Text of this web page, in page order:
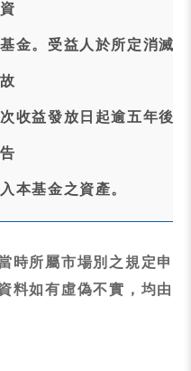
金。受益人於所定消滅
收益發放日起逾五年後
本基金之資產。
時所屬市場別之規定申
料如有虛偽不實，均由